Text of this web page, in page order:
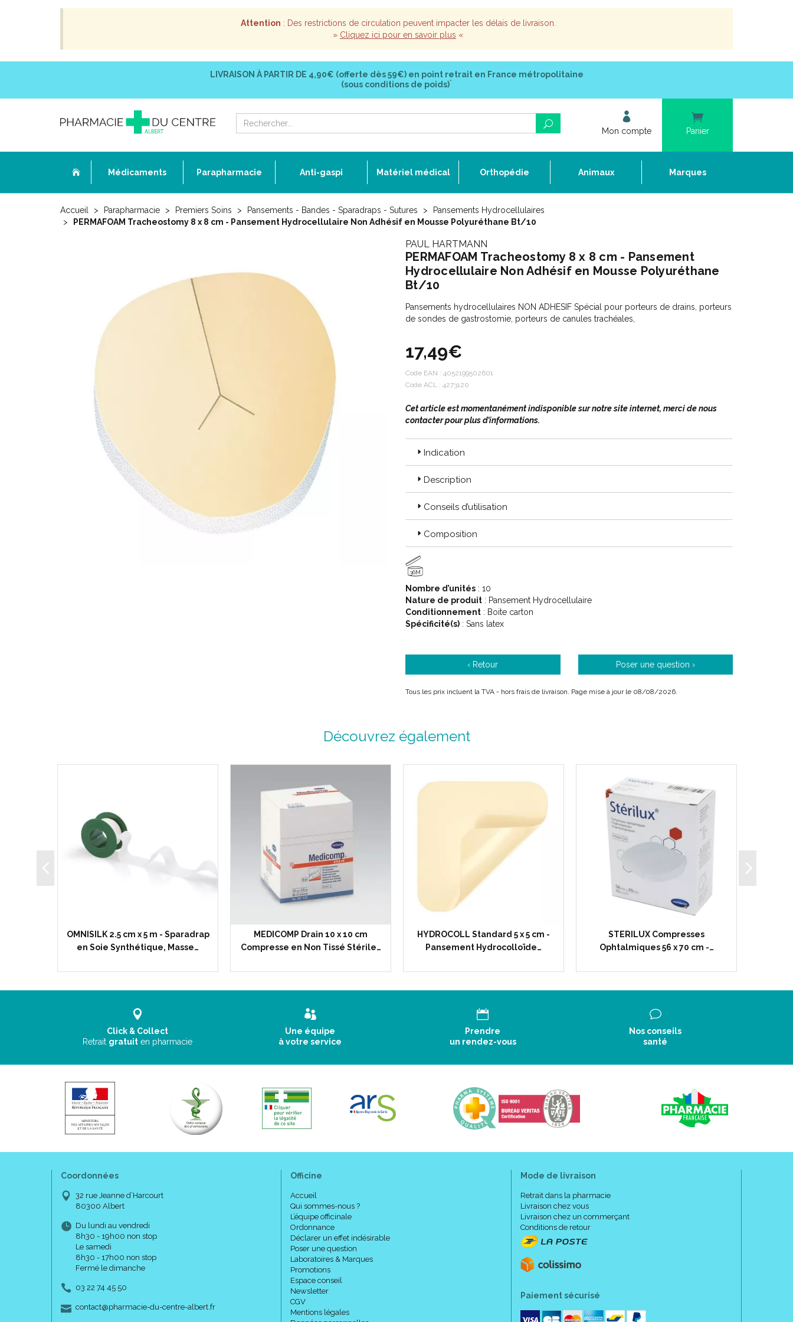
Attention : Des restrictions de circulation peuvent impacter les délais de livraison.
» Cliquez ici pour en savoir plus «
LIVRAISON À PARTIR DE 4,90€ (offerte dès 59€) en point retrait en France métropolitaine
(sous conditions de poids)*
Mon compte Panier
Médicaments Parapharmacie Anti-gaspi Matériel médical Orthopédie Animaux Marques
Accueil Parapharmacie Premiers Soins Pansements - Bandes - Sparadraps - Sutures
Pansements Hydrocellulaires
PERMAFOAM Tracheostomy 8 x 8 cm - Pansement Hydrocellulaire Non Adhésif en Mousse Polyuréthane Bt/10
PAUL HARTMANN
PERMAFOAM Tracheostomy 8 x 8 cm - Pansement
Hydrocellulaire Non Adhésif en Mousse Polyuréthane
Bt/10
Pansements hydrocellulaires NON ADHESIF Spécial pour porteurs de drains, porteurs
de sondes de gastrostomie, porteurs de canules trachéales,
17,49€
Code EAN : 4052199502601
Code ACL : 4273120
Cet article est momentanément indisponible sur notre site internet, merci de nous
contacter pour plus d’informations.
Indication
Description
Conseils d’utilisation
Composition
36M
Nombre d’unités : 10
Nature de produit : Pansement Hydrocellulaire
Conditionnement : Boite carton
Spécificité(s) : Sans latex
‹ Retour Poser une question ›
Tous les prix incluent la TVA - hors frais de livraison. Page mise à jour le 08/08/2026.
Découvrez également
OMNISILK 2.5 cm x 5 m - Sparadrap
en Soie Synthétique, Masse…
MEDICOMP Drain 10 x 10 cm
Compresse en Non Tissé Stérile…
HYDROCOLL Standard 5 x 5 cm -
Pansement Hydrocolloïde…
STERILUX Compresses
Ophtalmiques 56 x 70 cm -…
Click & Collect
Retrait gratuit en pharmacie
Une équipe
à votre service
Prendre
un rendez-vous
Nos conseils
santé
Coordonnées
32 rue Jeanne d’Harcourt
80300 Albert
Du lundi au vendredi
8h30 - 19h00 non stop
Le samedi
8h30 - 17h00 non stop
Fermé le dimanche
03 22 74 45 50
contact-
@-
pharmacie-du-centre-albert.fr
Officine
Accueil
Qui sommes-nous ?
L’équipe officinale
Ordonnance
Déclarer un effet indésirable
Poser une question
Laboratoires & Marques
Promotions
Espace conseil
Newsletter
CGV
Mentions légales
Mode de livraison
Retrait dans la pharmacie
Livraison chez vous
Livraison chez un commerçant
Conditions de retour
Paiement sécurisé